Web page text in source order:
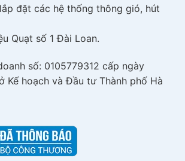
đặt các hệ thống thông gió, hút
Quạt số 1 Đài Loan.
số: 0105779312 cấp ngày
Kế hoạch và Đầu tư Thành phố Hà